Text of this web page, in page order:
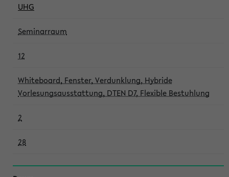
UHG
Seminarraum
12
Whiteboard, Fenster, Verdunklung, Hybride
Vorlesungsausstattung, DTEN D7, Flexible Bestuhlung
2
28